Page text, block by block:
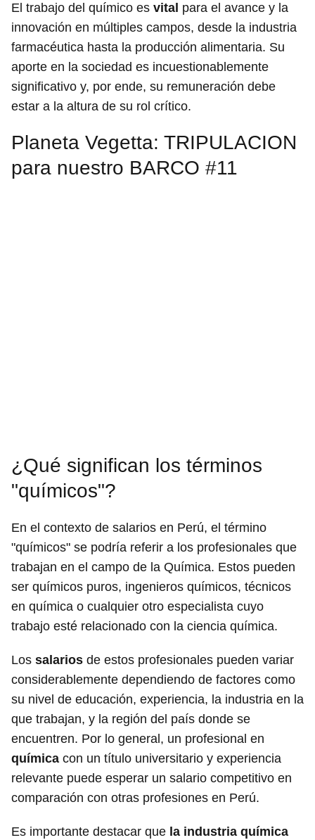
El trabajo del químico es vital para el avance y la
innovación en múltiples campos, desde la industria
farmacéutica hasta la producción alimentaria. Su
aporte en la sociedad es incuestionablemente
significativo y, por ende, su remuneración debe
estar a la altura de su rol crítico.
Planeta Vegetta: TRIPULACION
para nuestro BARCO #11
¿Qué significan los términos
"químicos"?
En el contexto de salarios en Perú, el término
"químicos" se podría referir a los profesionales que
trabajan en el campo de la Química. Estos pueden
ser químicos puros, ingenieros químicos, técnicos
en química o cualquier otro especialista cuyo
trabajo esté relacionado con la ciencia química.
Los salarios de estos profesionales pueden variar
considerablemente dependiendo de factores como
su nivel de educación, experiencia, la industria en la
que trabajan, y la región del país donde se
encuentren. Por lo general, un profesional en
química con un título universitario y experiencia
relevante puede esperar un salario competitivo en
comparación con otras profesiones en Perú.
Es importante destacar que la industria química